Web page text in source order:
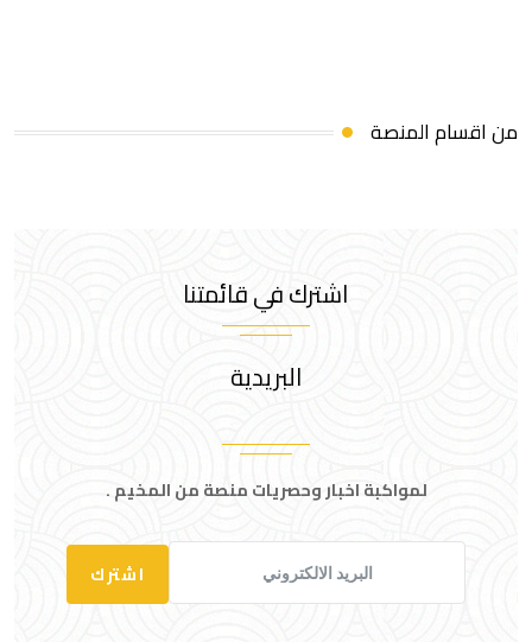
من اقسام المنصة
اشترك في قائمتنا
البريدية
لمواكبة اخبار وحصريات منصة من المخيم .
اشترك